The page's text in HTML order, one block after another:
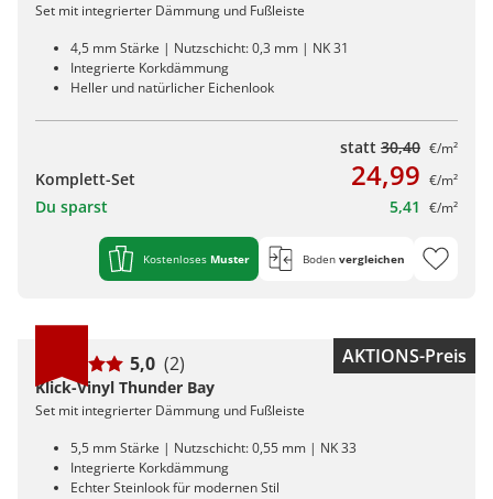
Set mit integrierter Dämmung und Fußleiste
4,5 mm Stärke | Nutzschicht: 0,3 mm | NK 31
Integrierte Korkdämmung
Heller und natürlicher Eichenlook
statt 30,40 €/m²
Komplett-Set 24,99 €/m²
Du sparst 5,41 €/m²
Kostenloses Muster Boden vergleichen
AKTIONS-Preis
5,0 (2)
Klick-Vinyl Thunder Bay
Set mit integrierter Dämmung und Fußleiste
5,5 mm Stärke | Nutzschicht: 0,55 mm | NK 33
Integrierte Korkdämmung
Echter Steinlook für modernen Stil